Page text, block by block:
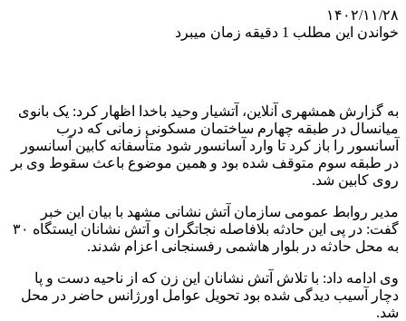
۱۴۰۲/۱۱/۲۸
خواندن این مطلب 1 دقیقه زمان میبرد
به گزارش همشهری آنلاین، آتشیار وحید باخدا اظهار کرد: یک بانوی
میانسال در طبقه چهارم ساختمان مسکونی زمانی که درب
آسانسور را باز کرد تا وارد آسانسور شود متأسفانه کابین آسانسور
در طبقه سوم متوقف شده بود و همین موضوع باعث سقوط وی بر
روی کابین شد.
مدیر روابط عمومی سازمان آتش نشانی مشهد با بیان این خبر
گفت: در پی این حادثه بلافاصله نجاتگران و آتش نشانان ایستگاه ۳۰
به محل حادثه در بلوار هاشمی رفسنجانی اعزام شدند.
وی ادامه داد: با تلاش آتش نشانان این زن که از ناحیه دست و پا
دچار آسیب دیدگی شده بود تحویل عوامل اورژانس حاضر در محل
شد.